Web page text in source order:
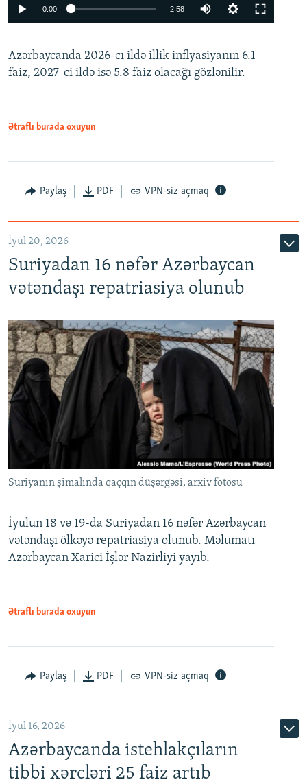
Auto
0:00 2:58
360p
480p
Azərbaycanda 2026-cı ildə illik inflyasiyanın 6.1
faiz, 2027-ci ildə isə 5.8 faiz olacağı gözlənilir.
Ətraflı burada oxuyun
Paylaş PDF VPN-siz açmaq
İyul 20, 2026
Suriyadan 16 nəfər Azərbaycan
vətəndaşı repatriasiya olunub
Suriyanın şimalında qaçqın düşərgəsi, arxiv fotosu
İyulun 18 və 19-da Suriyadan 16 nəfər Azərbaycan
vətəndaşı ölkəyə repatriasiya olunub. Məlumatı
Azərbaycan Xarici İşlər Nazirliyi yayıb.
Ətraflı burada oxuyun
Paylaş PDF VPN-siz açmaq
İyul 16, 2026
Azərbaycanda istehlakçıların
tibbi xərcləri 25 faiz artıb